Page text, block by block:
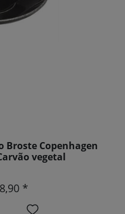
Broste Copenhagen
vegetal
*